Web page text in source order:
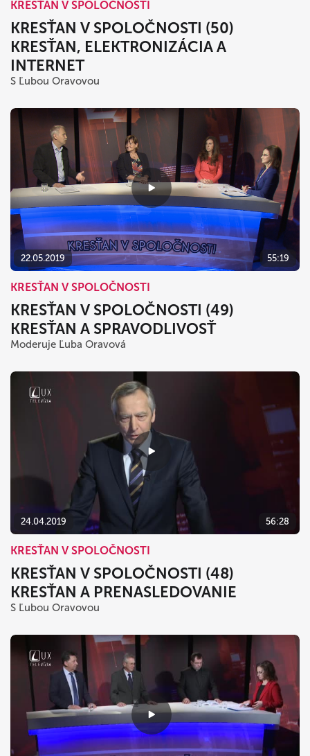
KRESŤAN V SPOLOČNOSTI
KRESŤAN V SPOLOČNOSTI (50)
KRESŤAN, ELEKTRONIZÁCIA A
INTERNET
S Ľubou Oravovou
22.05.2019 55:19
KRESŤAN V SPOLOČNOSTI
KRESŤAN V SPOLOČNOSTI (49)
KRESŤAN A SPRAVODLIVOSŤ
Moderuje Ľuba Oravová
24.04.2019 56:28
KRESŤAN V SPOLOČNOSTI
KRESŤAN V SPOLOČNOSTI (48)
KRESŤAN A PRENASLEDOVANIE
S Ľubou Oravovou